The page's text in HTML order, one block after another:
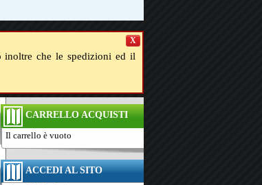
inoltre che le spedizioni ed il
X
CARRELLO ACQUISTI
Il carrello è vuoto
ACCEDI AL SITO